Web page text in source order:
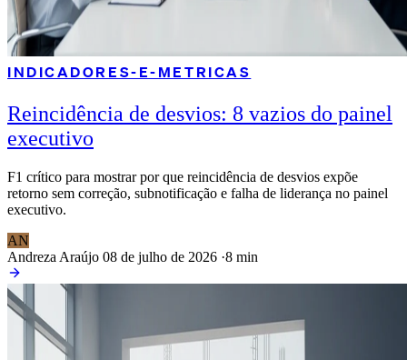
INDICADORES-E-METRICAS
Reincidência de desvios: 8 vazios do painel
executivo
F1 crítico para mostrar por que reincidência de desvios expõe
retorno sem correção, subnotificação e falha de liderança no painel
executivo.
AN
Andreza Araújo 08 de julho de 2026 ·8 min